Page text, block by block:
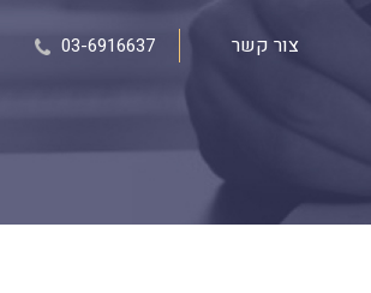
צור קשר 03-6916637